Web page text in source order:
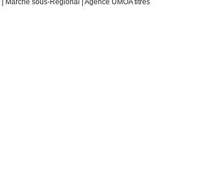
| Marché sous-Régional | Agence UMOA titres